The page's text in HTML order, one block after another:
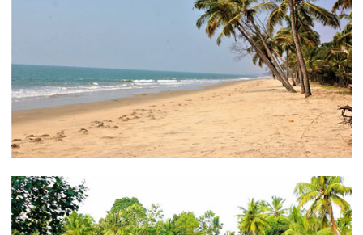
unique en Inde, avec ses nombreux villages aux
mille et unes maisons palatiales. À Kanadukathan,
Pallathur ou Karaikudi, l’architecture de ces maisons
est remarquable et leurs intérieurs recèlent des
trésors de menuiserie en teck de Birmanie, des
peintures, etc…
Mais le Tamil Nadu offre plus que de temples. Dans
les régions fertiles, il y a de grandes plantations de
paysages exceptionnels à Kodaikanal, des
plantations de thé de Ooty ou hors sentiers battus à
Valparai, ou encore des cocoteraies immenses dans